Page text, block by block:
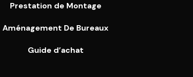
Prestation de Montage
Aménagement De Bureaux
Guide d’achat